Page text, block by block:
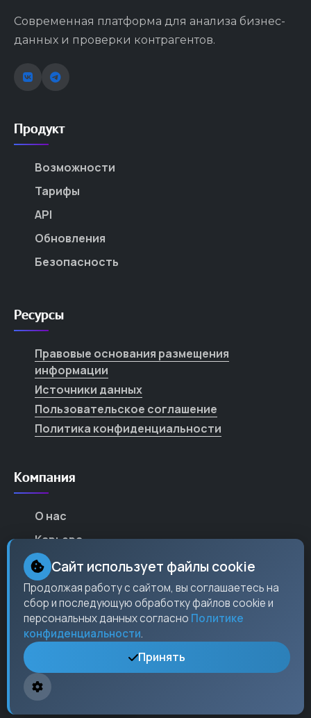
Современная платформа для анализа бизнес-
данных и проверки контрагентов.
Продукт
Возможности
Тарифы
API
Обновления
Безопасность
Ресурсы
Правовые основания размещения
информации
Источники данных
Пользовательское соглашение
Политика конфиденциальности
Компания
О нас
Карьера
Партнеры
Контакты
Пресс-центр
Контакты
Москва,
Сайт использует файлы cookie
Продолжая работу с сайтом, вы соглашаетесь на
сбор и последующую обработку файлов cookie и
персональных данных согласно Политике
конфиденциальности.
Принять